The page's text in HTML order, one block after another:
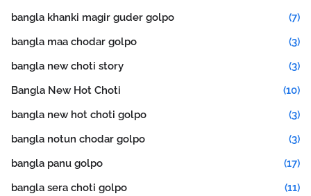
bangla khanki magir guder golpo
(7)
bangla maa chodar golpo
(3)
bangla new choti story
(3)
Bangla New Hot Choti
(10)
bangla new hot choti golpo
(3)
bangla notun chodar golpo
(3)
bangla panu golpo
(17)
bangla sera choti golpo
(11)